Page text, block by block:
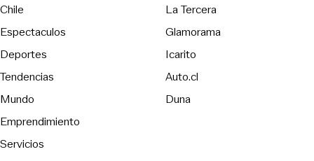
Chile
Espectaculos
Deportes
Tendencias
Mundo
Emprendimiento
Servicios
La TerceraOpens in new
Glamorama
Icarito
Auto.cl
DunaOpens in new window